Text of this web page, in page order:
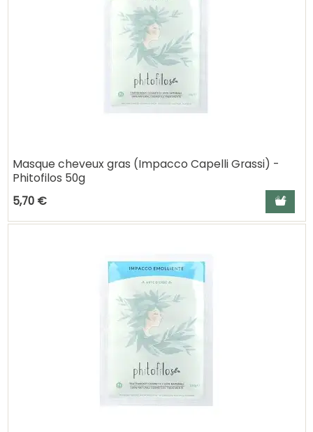
Masque cheveux gras (Impacco Capelli Grassi) -
Phitofilos 50g
5,70 €
Ajouter